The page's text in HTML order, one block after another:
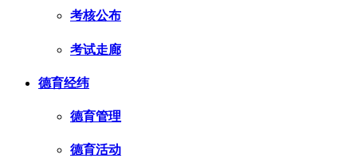
考核公布
考试走廊
德育经纬
德育管理
德育活动